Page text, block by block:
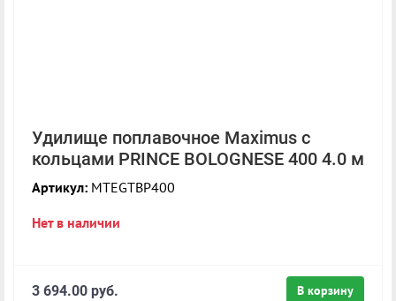
Удилище поплавочное Maximus с
кольцами PRINCE BOLOGNESE 400 4.0 м
Артикул: MTEGTBP400
Нет в наличии
В корзину
3 694.00 руб.